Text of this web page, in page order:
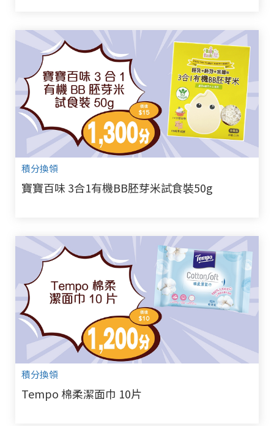
積分換領
寶寶百味 3合1有機BB胚芽米試食裝50g
積分換領
Tempo 棉柔潔面巾 10片